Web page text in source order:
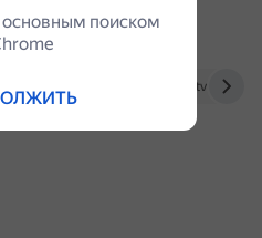
особенностей и
trichetverti.ru
поиском